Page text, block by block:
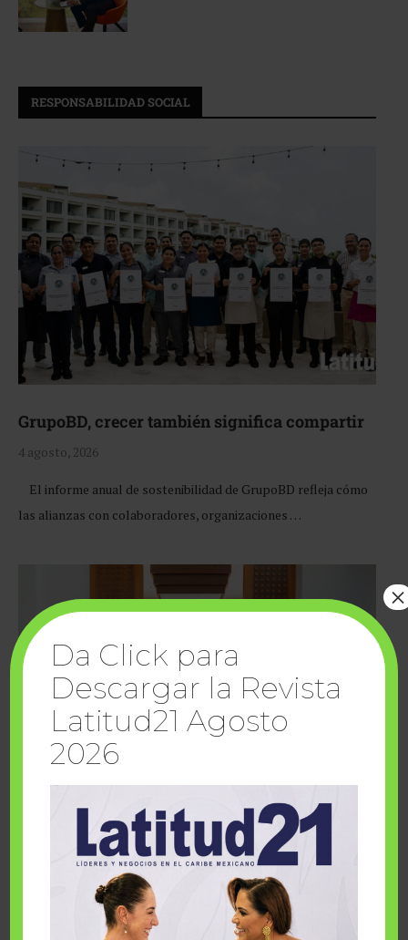
RESPONSABILIDAD SOCIAL
GrupoBD, crecer también significa compartir
4 agosto, 2026
El informe anual de sostenibilidad de GrupoBD refleja cómo
las alianzas con colaboradores, organizaciones …
Cuando la solidaridad inspira; cumplen
sueños Fairmont Mayakoba y Make-A-Wish
Da Click para
Descargar la Revista
Latitud21 Agosto
2026
×